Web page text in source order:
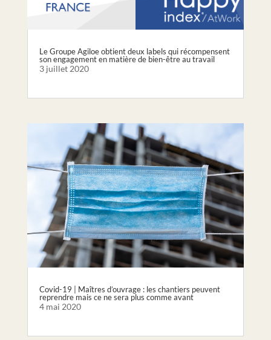
Le Groupe Agiloe obtient deux labels qui récompensent
son engagement en matière de bien-être au travail
3 juillet 2020
Covid-19 | Maîtres d’ouvrage : les chantiers peuvent
reprendre mais ce ne sera plus comme avant
4 mai 2020